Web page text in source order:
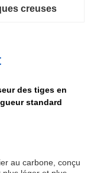
creuses
des tiges en
standard
au carbone, conçu